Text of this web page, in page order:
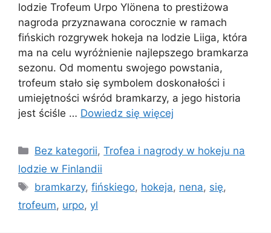
lodzie Trofeum Urpo Ylönena to prestiżowa
nagroda przyznawana corocznie w ramach
fińskich rozgrywek hokeja na lodzie Liiga, która
ma na celu wyróżnienie najlepszego bramkarza
sezonu. Od momentu swojego powstania,
trofeum stało się symbolem doskonałości i
umiejętności wśród bramkarzy, a jego historia
jest ściśle … Dowiedz się więcej
Kategorie
Bez kategorii,Trofea i nagrody w hokeju na
lodzie w Finlandii
Tagi
bramkarzy,fińskiego, hokeja, nena, się,
trofeum, urpo, yl